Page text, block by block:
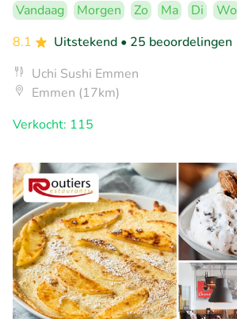
Vandaag Morgen Zo Ma Di Wo
8.1
Uitstekend • 25 beoordelingen
Uchi Sushi Emmen
Emmen (17km)
Verkocht: 115